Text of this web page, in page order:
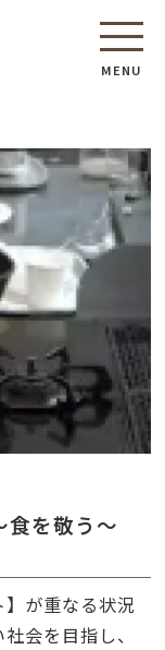
MENU
を敬う～
が重なる状況
会を目指し、